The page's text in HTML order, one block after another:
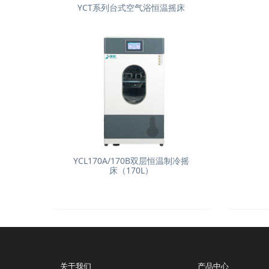
YCT系列台式空气浴恒温摇床
YCL170A/170B双层恒温制冷摇
床（170L）
关于我们 产品中心